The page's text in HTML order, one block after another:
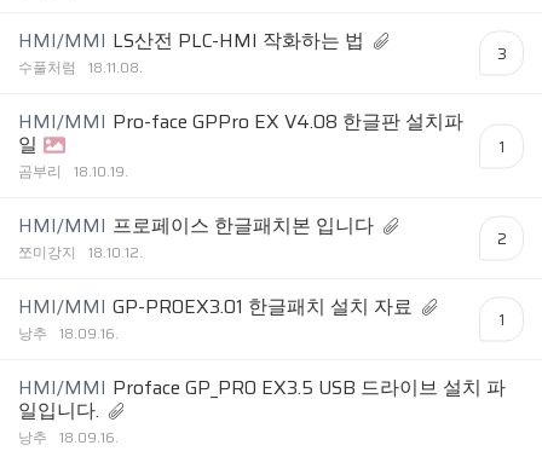
HMI/MMI LS산전 PLC-HMI 작화하는 법
수풀처럼 18.11.08.
3
HMI/MMI Pro-face GPPro EX V4.08 한글판 설치파
일
곰부리 18.10.19.
1
HMI/MMI 프로페이스 한글패치본 입니다
쪼미강지 18.10.12.
2
HMI/MMI GP-PROEX3.01 한글패치 설치 자료
낭추 18.09.16.
1
HMI/MMI Proface GP_PRO EX3.5 USB 드라이브 설치 파
일입니다.
낭추 18.09.16.